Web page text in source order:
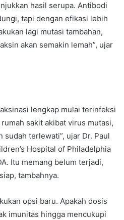
hasil serupa. Antibodi
tapi dengan efikasi lebih
lagi mutasi tambahan,
akan semakin lemah”, ujar
lengkap mulai terinfeksi
sakit akibat virus mutasi,
sudah terlewati”, ujar Dr. Paul
Hospital of Philadelphia
Itu memang belum terjadi,
tambahnya.
opsi baru. Apakah dosis
imunitas hingga mencukupi